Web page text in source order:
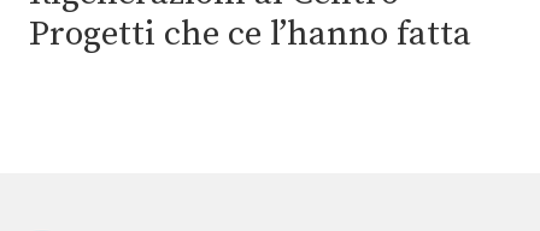
Progetti che ce l’hanno fatta